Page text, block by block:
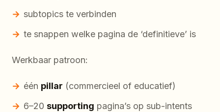
subtopics te verbinden
te snappen welke pagina de ‘definitieve’ is
Werkbaar patroon:
één pillar (commercieel of educatief)
6–20 supporting pagina’s op sub-intents